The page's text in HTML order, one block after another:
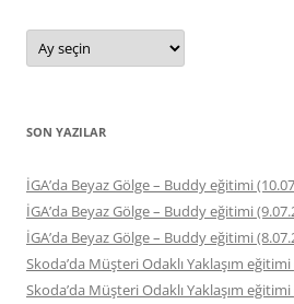
Arşivler
SON YAZILAR
İGA’da Beyaz Gölge – Buddy eğitimi
İGA’da Beyaz Gölge – Buddy eğitimi
İGA’da Beyaz Gölge – Buddy eğitimi
Skoda’da Müşteri Odaklı Yaklaşım
Skoda’da Müşteri Odaklı Yaklaşım